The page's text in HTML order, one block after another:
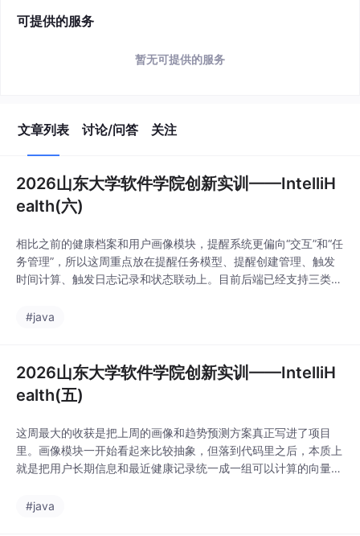
可提供的服务
暂无可提供的服务
文章列表 讨论/问答 关注
2026山东大学软件学院创新实训——IntelliH
ealth(六)
相比之前的健康档案和用户画像模块，提醒系统更偏向“交互”和“任
务管理”，所以这周重点放在提醒任务模型、提醒创建管理、触发
时间计算、触发日志记录和状态联动上。目前后端已经支持三类核
不同类型、不同周期和不同触发来源，所以我没有把它简单设计成
#java
2026山东大学软件学院创新实训——IntelliH
ealth(五)
这周最大的收获是把上周的画像和趋势预测方案真正写进了项目
里。画像模块一开始看起来比较抽象，但落到代码里之后，本质上
就是把用户长期信息和最近健康记录统一成一组可以计算的向量。
数据连续、结果稳定、误差可解释会更重要。
#java